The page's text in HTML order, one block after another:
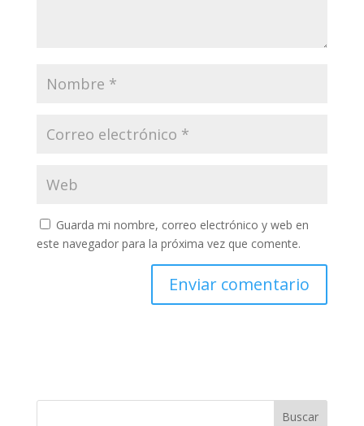
Guarda mi nombre, correo electrónico y web en
este navegador para la próxima vez que comente.
Buscar